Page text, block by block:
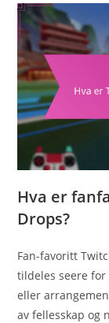
Hva er
Drops?
Fan-favoritt
tildeles seere for
eller
av fellesskap og